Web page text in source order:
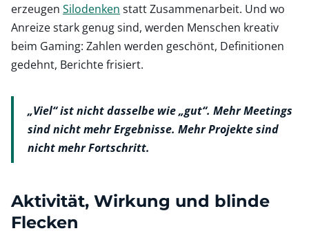
erzeugen Silodenken statt Zusammenarbeit. Und wo
Anreize stark genug sind, werden Menschen kreativ
beim Gaming: Zahlen werden geschönt, Definitionen
gedehnt, Berichte frisiert.
„Viel“ ist nicht dasselbe wie „gut“. Mehr Meetings
sind nicht mehr Ergebnisse. Mehr Projekte sind
nicht mehr Fortschritt.
Aktivität, Wirkung und blinde
Flecken